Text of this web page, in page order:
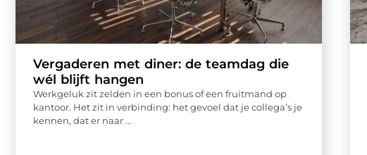
Vergaderen met diner: de teamdag die
wél blijft hangen
Werkgeluk zit zelden in een bonus of een fruitmand op
kantoor. Het zit in verbinding: het gevoel dat je collega’s je
kennen, dat er naar ...